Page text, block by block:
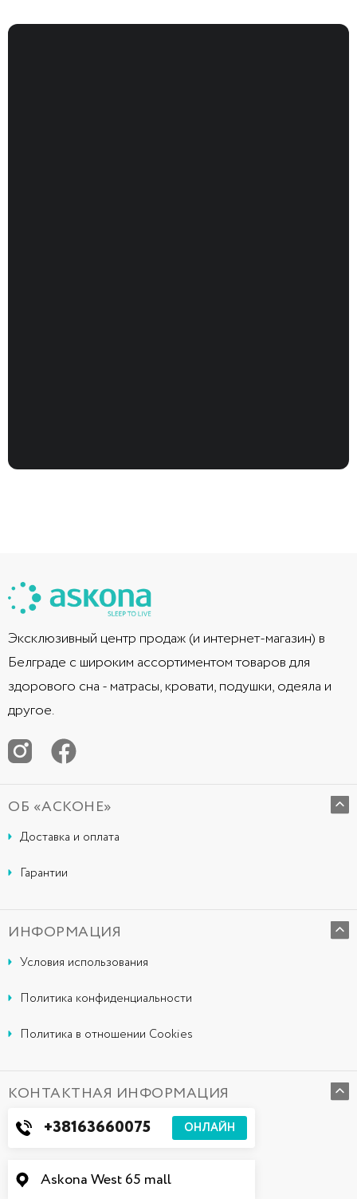
Эксклюзивный центр продаж (и интернет-магазин) в
Белграде с широким ассортиментом товаров для
здорового сна - матрасы, кровати, подушки, одеяла и
другое.
ОБ «АСКОНЕ»
Доставка и оплата
Гарантии
ИНФОРМАЦИЯ
Условия использования
Политика конфиденциальности
Политика в отношении Cookies
КОНТАКТНАЯ ИНФОРМАЦИЯ
+38163660075 ОНЛАЙН
Askona West 65 mall